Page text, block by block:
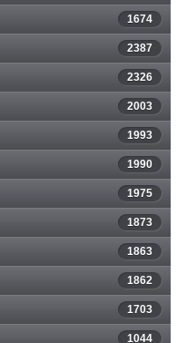
1674
2387
2326
2003
1993
1990
1975
1873
1863
1862
1703
1044